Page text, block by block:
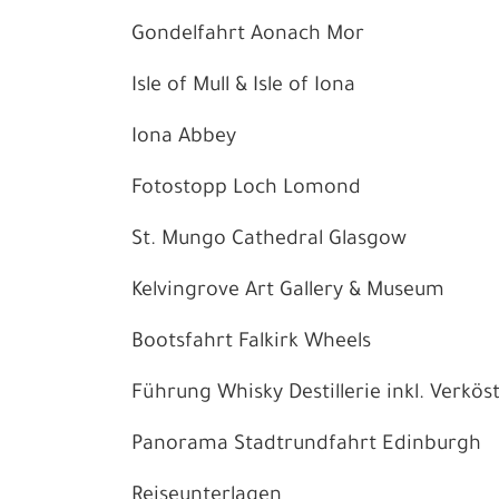
Gondelfahrt Aonach Mor
Isle of Mull & Isle of Iona
Iona Abbey
Fotostopp Loch Lomond
St. Mungo Cathedral Glasgow
Kelvingrove Art Gallery & Museum
Bootsfahrt Falkirk Wheels
Führung Whisky Destillerie inkl.
Panorama Stadtrundfahrt Edinburgh